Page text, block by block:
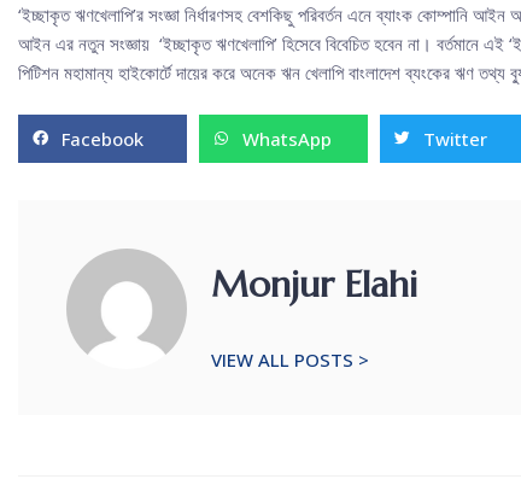
‘ইচ্ছাকৃত ঋণখেলাপি’র সংজ্ঞা নির্ধারণসহ বেশকিছু পরিবর্তন এনে ব্যাংক কোম্পানি
আইন এর নতুন সংজ্ঞায় ‘ইচ্ছাকৃত ঋণখেলাপি’ হিসেবে বিবেচিত হবেন না। বর্তমানে এই
পিটিশন মহামান্য হাইকোর্টে দায়ের করে অনেক ঋন খেলাপি বাংলাদেশ ব্যংকের ঋণ
Facebook WhatsApp Twitter
Monjur Elahi
VIEW ALL POSTS >